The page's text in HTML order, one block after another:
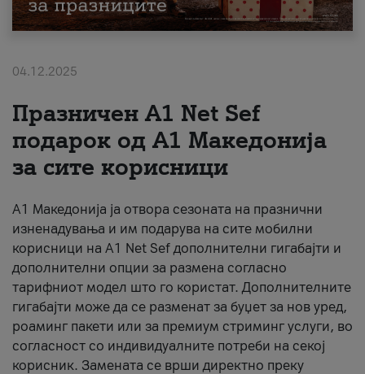
Поддршка
Надополни кредит
За нас
#ПодобарОнлајн
04.12.2025
Празничен A1 Net Sеf
подарок од А1 Македонија
за сите корисници
А1 Македонија ја отвора сезоната на празнични
изненадувања и им подарува на сите мобилни
корисници на A1 Net Sef дополнителни гигабајти и
дополнителни опции за размена согласно
тарифниот модел што го користат. Дополнителните
гигабајти може да се разменат за буџет за нов уред,
роаминг пакети или за премиум стриминг услуги, во
согласност со индивидуалните потреби на секој
корисник. Замената се врши директно преку